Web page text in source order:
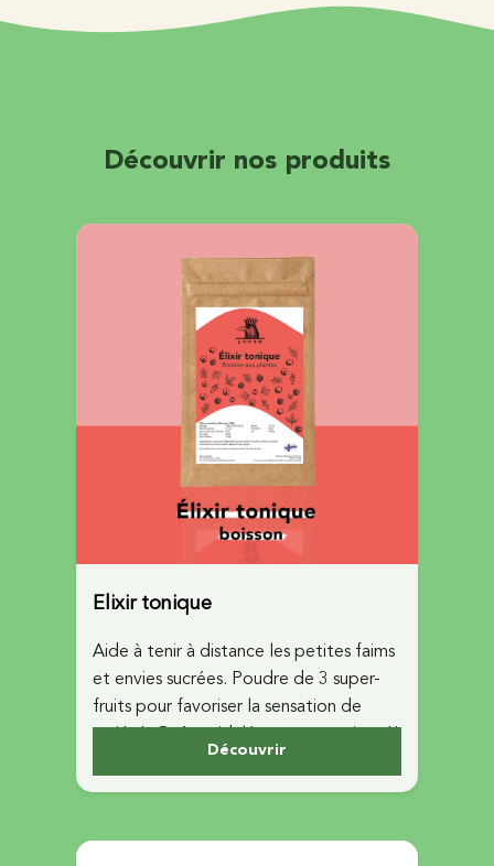
Découvrir nos produits
Elixir tonique
Aide à tenir à distance les petites faims
et envies sucrées. Poudre de 3 super-
fruits pour favoriser la sensation de
Découvrir